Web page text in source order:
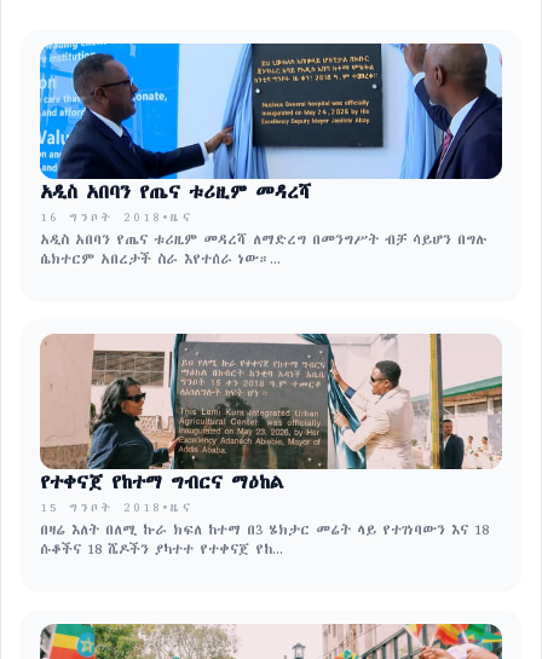
አዲስ አበባን የጤና ቱሪዚም መዳረሻ
16 ግንቦት 2018 • ዜና
አዲስ አበባን የጤና ቱሪዚም መዳረሻ ለማድረግ በመንግሥት ብቻ ሳይሆን በግሉ
ሴክተርም አበረታች ስራ እየተሰራ ነው።...
የተቀናጀ የከተማ ግብርና ማዕከል
15 ግንቦት 2018 • ዜና
በዛሬ እለት በለሚ ኩራ ክፍለ ከተማ በ3 ሄክታር መሬት ላይ የተገነባውን እና 18
ሱቆችና 18 ሼዶችን ያካተተ የተቀናጀ የከ...